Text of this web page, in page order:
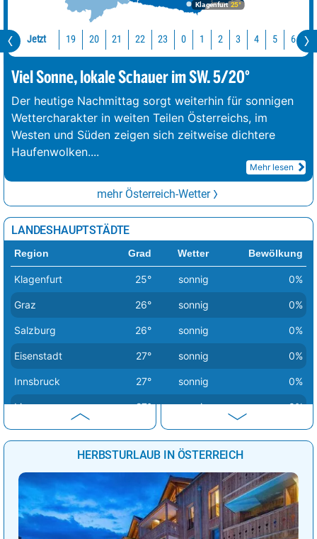
Klagenfurt 25°
Jetzt 19 20 21 22 23 0 1 2 3 4 5 6 7
Viel Sonne, lokale Schauer im SW. 5/20°
Der heutige Nachmittag sorgt weiterhin für sonnigen
Wettercharakter in weiten Teilen Österreichs, im
Westen und Süden zeigen sich zeitweise dichtere
Haufenwolken....
Mehr lesen
mehr Österreich-Wetter
LANDESHAUPTSTÄDTE
Region Grad Wetter Bewölkung
Klagenfurt 25° sonnig 0%
Graz 26° sonnig 0%
Salzburg 26° sonnig 0%
Eisenstadt 27° sonnig 0%
Innsbruck 27° sonnig 0%
Linz 27° sonnig 0%
Sankt Pölten 27° sonnig 0%
27° sonnig
Bregenz 29° sonnig 0%
HERBSTURLAUB IN ÖSTERREICH